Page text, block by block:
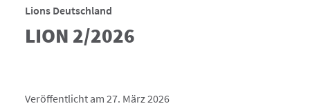
Lions Deutschland
LION 2/2026
Veröffentlicht am 27. März 2026